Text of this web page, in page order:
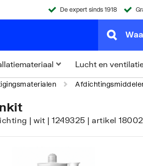
De expert sinds 1918
Lucht en
| wit | 1249325 | artikel